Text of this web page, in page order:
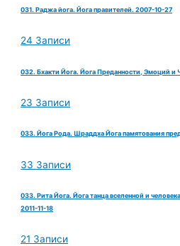
031. Раджа йога. Йога правителей. 2007-10-27
24 Записи
032. Бхакти Йога. Йога Преданности, Эмоций и
23 Записи
033. Йога Рода. Шраддха Йога памятования
33 Записи
033. Рита Йога. Йога танца вселенной и
2011-11-18
21 Записи